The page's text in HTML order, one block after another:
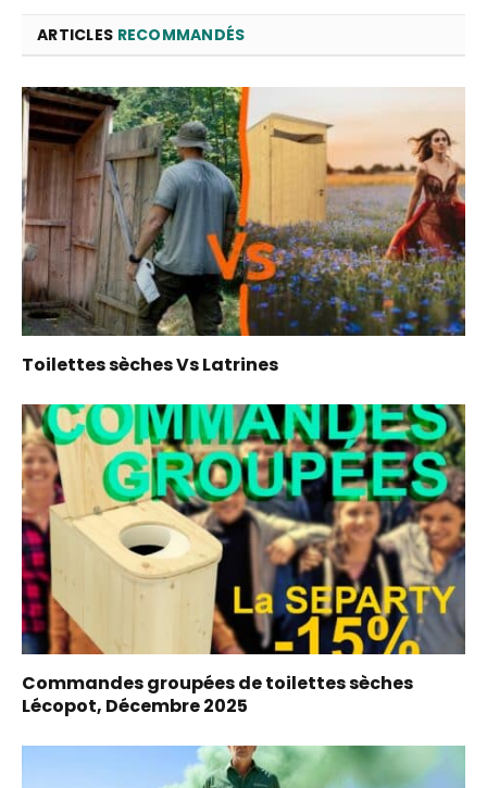
ARTICLES RECOMMANDÉS
Toilettes sèches Vs Latrines
Commandes groupées de toilettes sèches
Lécopot, Décembre 2025